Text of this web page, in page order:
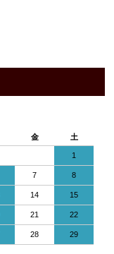
金 土
1
7 8
14 15
21 22
28 29